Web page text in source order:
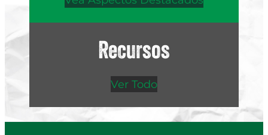
Recursos
Ver Todo